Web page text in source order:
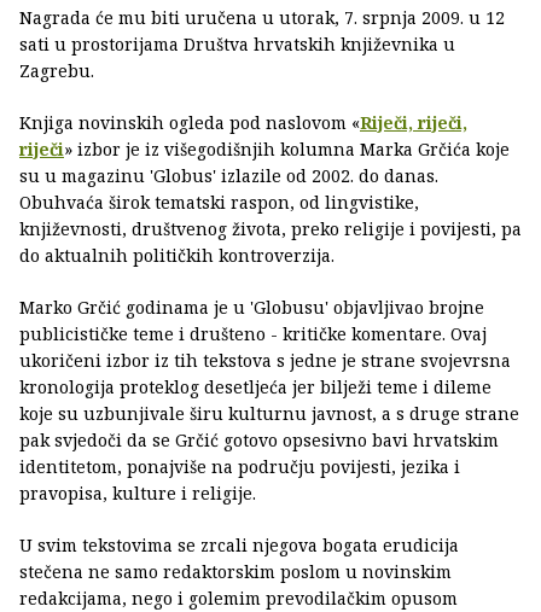
Nagrada će mu biti uručena u utorak, 7. srpnja 2009. u 12
sati u prostorijama Društva hrvatskih književnika u
Zagrebu.
Knjiga novinskih ogleda pod naslovom «Riječi, riječi,
riječi» izbor je iz višegodišnjih kolumna Marka Grčića koje
su u magazinu 'Globus' izlazile od 2002. do danas.
Obuhvaća širok tematski raspon, od lingvistike,
književnosti, društvenog života, preko religije i povijesti, pa
do aktualnih političkih kontroverzija.
Marko Grčić godinama je u 'Globusu' objavljivao brojne
publicističke teme i društeno - kritičke komentare. Ovaj
ukoričeni izbor iz tih tekstova s jedne je strane svojevrsna
kronologija proteklog desetljeća jer bilježi teme i dileme
koje su uzbunjivale širu kulturnu javnost, a s druge strane
pak svjedoči da se Grčić gotovo opsesivno bavi hrvatskim
identitetom, ponajviše na području povijesti, jezika i
pravopisa, kulture i religije.
U svim tekstovima se zrcali njegova bogata erudicija
stečena ne samo redaktorskim poslom u novinskim
redakcijama, nego i golemim prevodilačkim opusom